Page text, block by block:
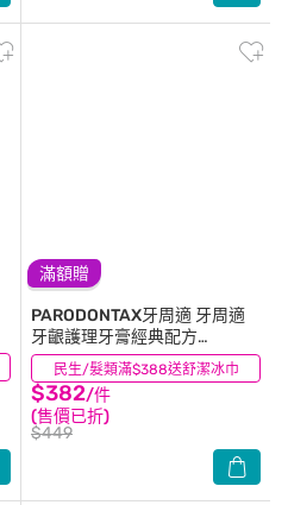
滿額贈
民生/髮類滿$388送舒潔冰巾
PARODONTAX牙周適 牙周適
牙齦護理牙膏經典配方
90gx2+草本修護90gx1
$382/件
(售價已折)
$449
(2)